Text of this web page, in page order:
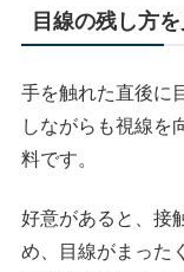
目線の残し方
手を触れた直後に
しながらも視線を
料です。
好意があると、接
め、目線がまった